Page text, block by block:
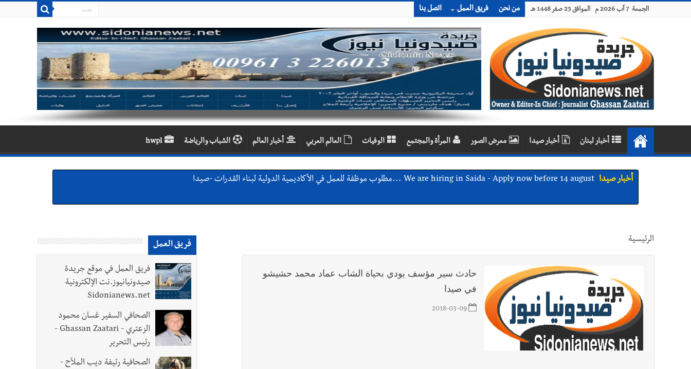
الجمعة 7 آب 2026 م الموافق 23 صفر 1448 هـ من نحن فريق العمل اتصل بنا
أخبار لبنان أخبار صيدا معرض الصور المرأة والمجتمع الوفيات العالم العربي أخبار العالم الشباب والرياضة hwpl
أخبار صيدا We are hiring in Saida - Apply now before 14 august ...مطلوب موظفة للعمل في الأكاديمية الدولية لبناء القدرات -صيدا
أخبار صيدا عمر مرجان يطلق أكاديمية نادي الحرية لكرة القدم
أخبار صيدا بالصور : الأهلي صيدا يتربع على عرش بطولة لبنان بكرة الطاولة بإحرازه لقباً ثانٍياً للسيدات بعد رابعٍ للرجال
أخبار لبنان مؤسسة مياه لبنان الجنوبي : جيش العدوالاسرائيلي يستهدف فرق المؤسسة أثناء عملهم في عيتا الجبل
الرئيسية
حادث سير مؤسف يودي بحياة الشاب عماد محمد حشيشو
في صيدا
2018-03-09
فريق العمل
فريق العمل في موقع جريدة
صيدونيانيوز.نت الإلكترونية
Sidonianews.net
الصحافي السفير غسان محمود
الزعتري - Ghassan Zaatari -
رئيس التحرير
الصحافية رئيفة ديب الملاّح -